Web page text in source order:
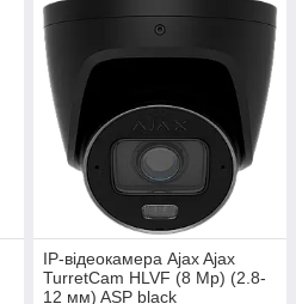
IP-відеокамера Ajax Ajax
TurretCam HLVF (8 Mp) (2.8-
12 мм) ASP black